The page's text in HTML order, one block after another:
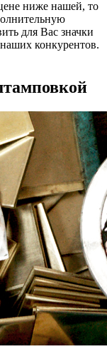
ниже нашей, то
для Вас значки
конкурентов.